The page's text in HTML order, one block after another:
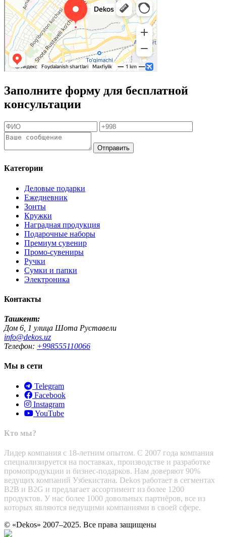
Заполните форму для бесплатной
консультации
Отправить
Категории
Деловые подарки
Ежедневник
Зонты
Кружки
Наградная продукция
Подарочные наборы
Премиум сувенир
Промо-сувениры
Ручки
Сумки и папки
Электроника
Контакты
Ташкент:
Дом 6, 1 улица Шота Руставели
info@dekos.uz
Телефон: +998555110066
Мы в сети
Telegram
Facebook
Instagram
YouTube
Кто мы?
Лидер компания с 18-летним опытом. С 2007 года компания
специализируется на поставках, производстве и разработке
промопродукции и бизнес-подарков. Нам доверяют 90%
ведущих компаний Узбекистана. Dekos работает в сегментах
B2B и B2G и предлагает ассортимент из более 1200
продуктов. У нас более 1000 довольных партнёров, все из
которых являются ведущими компаниями в своей сфере.
© «Dekos» 2007–2025. Все права защищены